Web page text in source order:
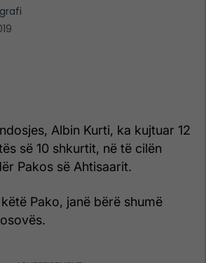
Albin Kurti, ka kujtuar 12
së 10 shkurtit, në të cilën
Pakos së Ahtisaarit.
Pako, janë bërë shumë